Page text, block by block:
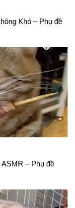
Khó – Phụ đề
– Phụ đề